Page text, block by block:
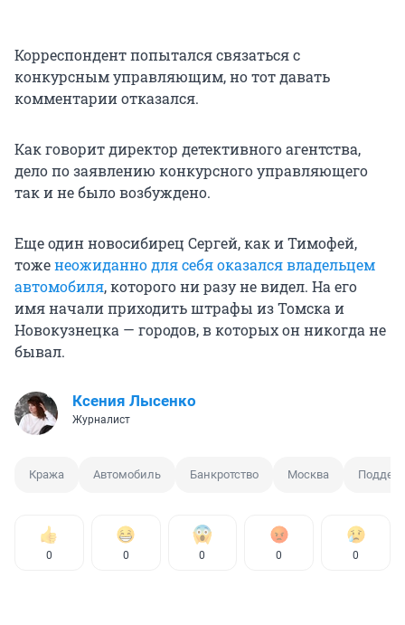
Корреспондент попытался связаться с
конкурсным управляющим, но тот давать
комментарии отказался.
Как говорит директор детективного агентства,
дело по заявлению конкурсного управляющего
так и не было возбуждено.
Еще один новосибирец Сергей, как и Тимофей,
тоженеожиданно для себя оказался владельцем
автомобиля, которого ни разу не видел. На его
имя начали приходить штрафы из Томска и
Новокузнецка — городов, в которых он никогда не
бывал.
Ксения Лысенко
Журналист
Кража Автомобиль Банкротство Москва
0 0 0 0 0